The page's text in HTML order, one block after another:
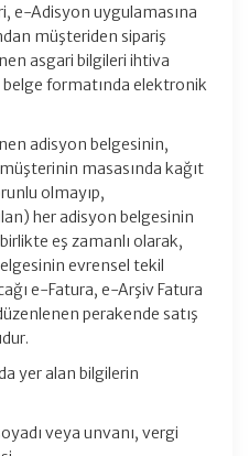
e-Adisyon uygulamasına
müşteriden sipariş
asgari bilgileri ihtiva
formatında elektronik
adisyon belgesinin,
masasında kağıt
olmayıp,
her adisyon belgesinin
eş zamanlı olarak,
evrensel tekil
e-Fatura, e-Arşiv Fatura
perakende satış
yer alan bilgilerin
veya unvanı, vergi